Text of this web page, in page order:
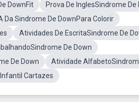
DownFit
Prova De InglesSindrome De
Da Sindrome De DownPara Colorir
Atividades De EscritaSindrome De
De Down
De Down
Atividade
Cartazes